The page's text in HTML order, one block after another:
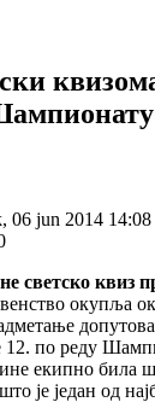
06 jun 2014 14:08
светско квиз
окупља
12. по реду
екипно била
је један од